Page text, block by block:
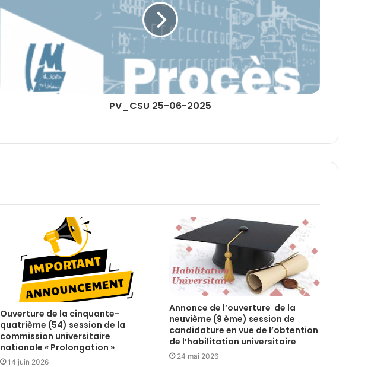
PV_CSU 25-06-2025
Ouverture de la cinquante-
quatrième (54) session de la
commission universitaire
nationale « Prolongation »
14 juin 2026
Annonce de l’ouverture de la
neuvième (9 ème) session de
candidature en vue de l’obtention
de l’habilitation universitaire
24 mai 2026